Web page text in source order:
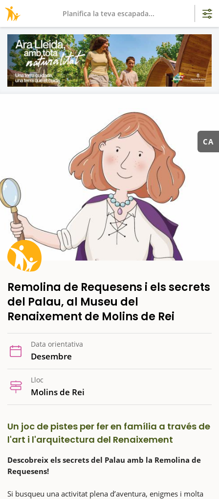
CA
Remolina de Requesens i els secrets
del Palau, al Museu del
Renaixement de Molins de Rei
Data orientativa
Desembre
Lloc
Molins de Rei
Un joc de pistes per fer en família a través de
l'art i l'arquitectura del Renaixement
Descobreix els secrets del Palau amb la Remolina de
Requesens!
Si busqueu una activitat plena d’aventura, enigmes i molta
Planifica la teva escapada...